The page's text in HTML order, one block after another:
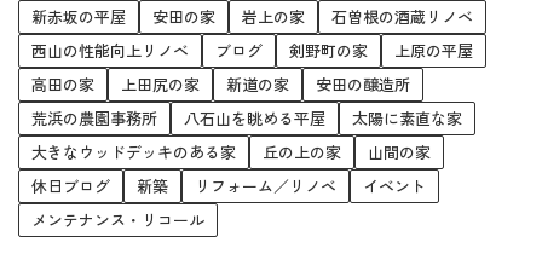
新赤坂の平屋 安田の家 岩上の家
石曽根の酒蔵リノベ
西山の性能向上リノベ
ブログ 剣野町の家
上原の平屋
高田の家
上田尻の家 新道の家
安田の醸造所
荒浜の農園事務所
八石山を眺める平屋
太陽に素直な家
大きなウッドデッキのある家
丘の上の家
山間の家
休日ブログ
新築 リフォーム／リノベ
イベント
メンテナンス・リコール